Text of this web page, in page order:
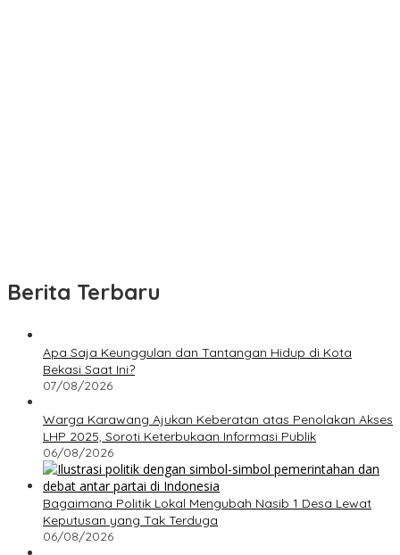
Berita Terbaru
Apa Saja Keunggulan dan Tantangan Hidup di Kota
Bekasi Saat Ini?
07/08/2026
Warga Karawang Ajukan Keberatan atas Penolakan Akses
LHP 2025, Soroti Keterbukaan Informasi Publik
06/08/2026
Bagaimana Politik Lokal Mengubah Nasib 1 Desa Lewat
Keputusan yang Tak Terduga
06/08/2026